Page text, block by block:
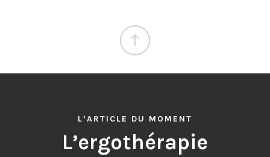
L’ARTICLE DU MOMENT
L’ergothérapie